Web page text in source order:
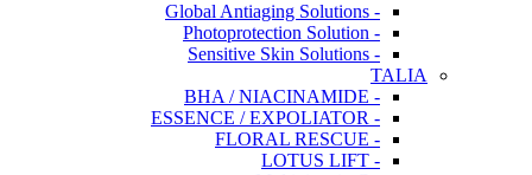
- Global Antiaging Solutions
- Photoprotection Solution
- Sensitive Skin Solutions
TALIA
- BHA / NIACINAMIDE
- ESSENCE / EXPOLIATOR
- FLORAL RESCUE
- LOTUS LIFT